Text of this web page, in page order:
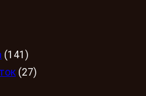
(141)
(27)